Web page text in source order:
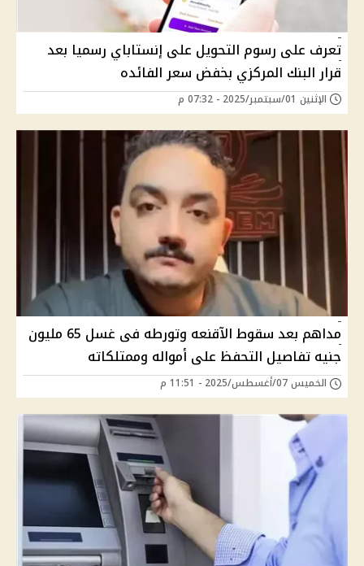
تعرف على رسوم التحويل على إنستاباي رسميا بعد
قرار البنك المركزي بخفض سعر الفائده
الإثنين 01/سبتمبر/2025 - 07:32 م
مداهم بعد سقوط الآقنعه وتورطه فى غسل 65 مليون
جنيه تفاصيل التحفظ على أمواله وممتلكاته
الخميس 07/أغسطس/2025 - 11:51 م